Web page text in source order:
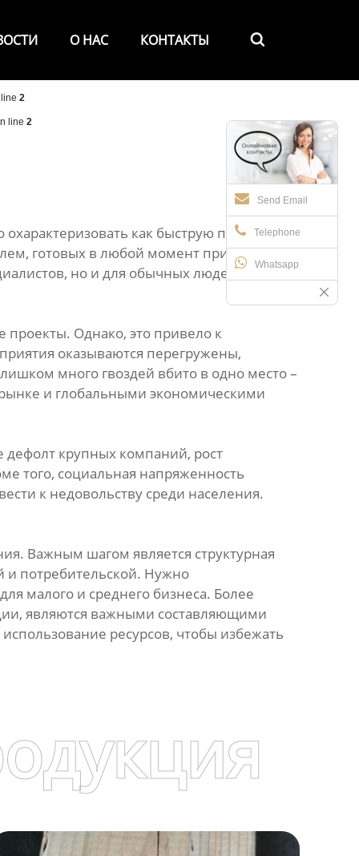
О НАС КОНТАКТЫ 
Send Email
Telephone
Whatsapp
2
line 2
как быструю перегрузку
готовых в любой момент привести к
но и для обычных людей, ведь от
проекты. Однако, это привело к
оказываются перегружены,
много гвоздей вбито в одно место –
и глобальными экономическими
крупных компаний, рост
того, социальная напряженность
к недовольству среди населения.
Важным шагом является структурная
и потребительской. Нужно
малого и среднего бизнеса. Более
являются важными составляющими
ресурсов, чтобы избежать